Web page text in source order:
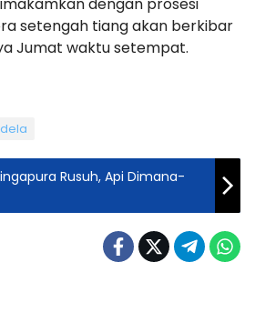
setengah tiang akan berkibar
Jumat waktu setempat.
Rusuh, Api Dimana-